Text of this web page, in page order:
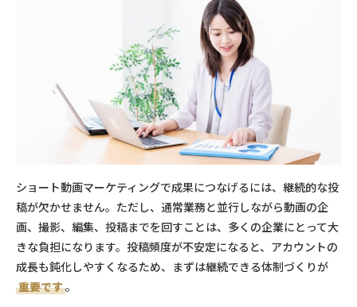
ショート動画マーケティングで成果につなげるには、継続的な投
稿が欠かせません。ただし、通常業務と並行しながら動画の企
画、撮影、編集、投稿までを回すことは、多くの企業にとって大
きな負担になります。投稿頻度が不安定になると、アカウントの
成長も鈍化しやすくなるため、まずは継続できる体制づくりが
重要です。